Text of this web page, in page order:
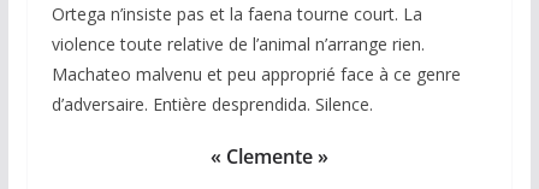
Ortega n’insiste pas et la faena tourne court. La
violence toute relative de l’animal n’arrange rien.
Machateo malvenu et peu approprié face à ce genre
d’adversaire. Entière desprendida. Silence.
« Clemente »